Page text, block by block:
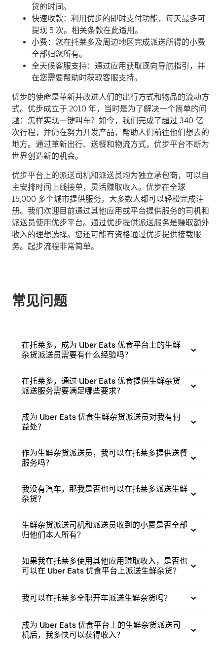
货的时间。
快速收款：利用优步的即时支付功能，每天最多可
提现 5 次。相关条款在此适用。
小费：您在托莱多及周边地区完成派送所得的小费
全部归您所有。
全天候客服支持：通过应用获取逐向导航指引，并
在您需要帮助时获取客服支持。
优步的使命是革新并改进人们的出行方式和物品的流动方
式。优步成立于 2010 年，当时是为了解决一个简单的问
题：怎样实现一键叫车？如今，我们完成了超过 340 亿
次行程，并仍在努力开发产品，帮助人们前往他们想去的
地方。通过革新出行、送餐和物流方式，优步平台不断为
世界创造新的机会。
优步平台上的派送司机和派送员均为独立承包商，可以自
主安排时间上线接单，灵活赚取收入。优步在全球
15,000 多个城市提供服务。大多数人都可以轻松完成注
册。我们欢迎目前通过其他应用或平台提供服务的司机和
派送员使用优步平台。通过优步提供派送服务是赚取额外
收入的理想选择。您还可能有资格通过优步提供接载服
务。起步流程非常简单。
常见问题
在托莱多，成为 Uber Eats 优食平台上的生鲜
杂货派送员需要有什么经验吗？
在托莱多，通过 Uber Eats 优食提供生鲜杂货
派送服务需要满足哪些要求？
成为 Uber Eats 优食生鲜杂货派送员对我有何
益处？
作为生鲜杂货派送员，我可以在托莱多提供送餐
服务吗？
我没有汽车，那我是否也可以在托莱多派送生鲜
杂货？
生鲜杂货派送司机和派送员收到的小费是否全部
归他们本人所有？
如果我在托莱多使用其他应用赚取收入，是否也
可以在 Uber Eats 优食平台上派送生鲜杂货？
我可以在托莱多全职开车派送生鲜杂货吗？
成为 Uber Eats 优食平台上的生鲜杂货派送司
机后，我多快可以获得收入？